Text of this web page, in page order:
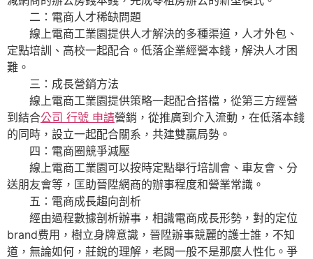
二：電商人才稀缺問題
線上電商工業園提供人才解決的多種渠道，人才外包、
定點培訓、高校一起配合。低落企業經營本錢，解決人才困
難。
三：成長營銷方法
線上電商工業園提供策略一起配合搭檔，從第三方經營
到結合公司 行號 申請營銷，從推廣到介入流動，在低落本錢
的同時，設立一起配合關系，共建雙贏局勢。
四：電商圈競爭減壓
線上電商工業園可以按時定點舉行培訓會、車友會、分
送朋友會等，匡助晉陞網商的辦事程度和營業常識。
五：電商成長趨向剖析
經由過程數據剖析辦事，相識電商成長形勢，對的定位
brand费用，樹立身牌意識，晉陞辦事競麗的護士誰，不知
道，無論如何，莊銳的理解，老闆一般不是那麼人性化。爭